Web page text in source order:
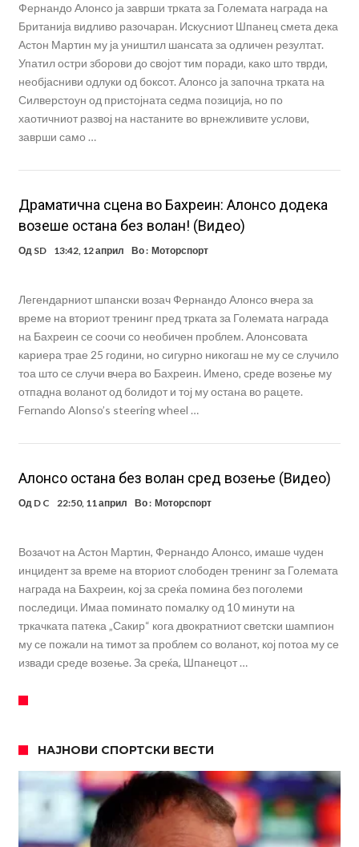
Фернандо Алонсо ја заврши трката за Големата награда на
Британија видливо разочаран. Искуcниот Шпанец смета дека
Астон Мартин му ја уништил шансата за одличен резултат.
Упатил остри зборови до својот тим поради, како што тврди,
необјасниви одлуки од боксот. Алонсо ја започна трката на
Силверстоун од пристојната седма позиција, но по
хаотичниот развој на настаните во врнежливите услови,
заврши само …
Драматична сцена во Бахреин: Алонсо додека
возеше остана без волан! (Видео)
Од SD 13:42, 12 април Во : Моторспорт
Легендарниот шпански возач Фернандо Алонсо вчера за
време на вториот тренинг пред трката за Големата награда
на Бахреин се соочи со необичен проблем. Алонсовата
кариера трае 25 години, но сигурно никогаш не му се случило
тоа што се случи вчера во Бахреин. Имено, среде возење му
отпадна воланот од болидот и тој му остана во рацете.
Fernando Alonso’s steering wheel …
Алонсо остана без волан сред возење (Видео)
Од D C 22:50, 11 април Во : Моторспорт
Возачот на Астон Мартин, Фернандо Алонсо, имаше чуден
инцидент за време на вториот слободен тренинг за Големата
награда на Бахреин, кој за среќа помина без поголеми
последици. Имаа поминато помалку од 10 минути на
тркачката патека „Сакир“ кога двократниот светски шампион
му се пожали на тимот за проблем со воланот, кој потоа му се
извади среде возење. За среќа, Шпанецот …
НАЈНОВИ СПОРТСКИ ВЕСТИ